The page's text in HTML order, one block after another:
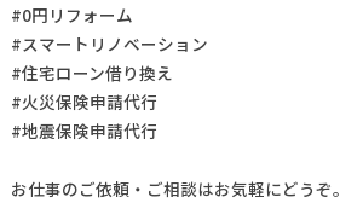
#0円リフォーム
#スマートリノベーション
#住宅ローン借り換え
#火災保険申請代行
#地震保険申請代行
お仕事のご依頼・ご相談はお気軽にどうぞ。